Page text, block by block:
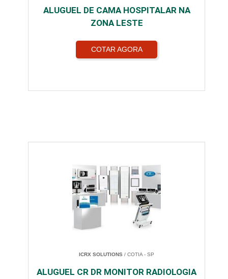
ALUGUEL DE CAMA HOSPITALAR NA
ZONA LESTE
COTAR AGORA
ICRX SOLUTIONS / COTIA - SP
ALUGUEL CR DR MONITOR RADIOLOGIA